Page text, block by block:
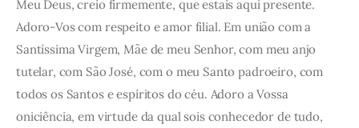
Meu Deus, creio firmemente, que estais aqui presente.
Adoro-Vos com respeito e amor filial. Em união com a
Santíssima Virgem, Mãe de meu Senhor, com meu anjo
tutelar, com São José, com o meu Santo padroeiro, com
todos os Santos e espíritos do céu. Adoro a Vossa
oniciência, em virtude da qual sois conhecedor de tudo,